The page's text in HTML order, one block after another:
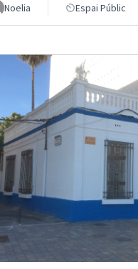
Noelia Espai Públic